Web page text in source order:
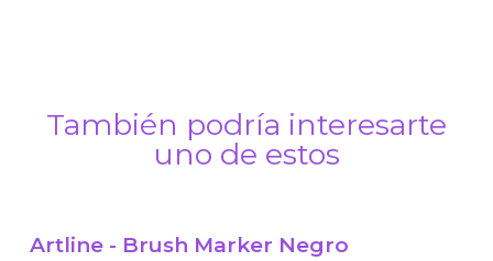
También podría interesarte
uno de estos
Artline - Brush Marker Negro